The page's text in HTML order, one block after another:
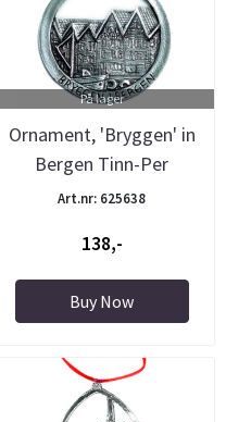
På lager
Ornament, 'Bryggen' in
Bergen Tinn-Per
Art.nr: 625638
138,-
Buy Now